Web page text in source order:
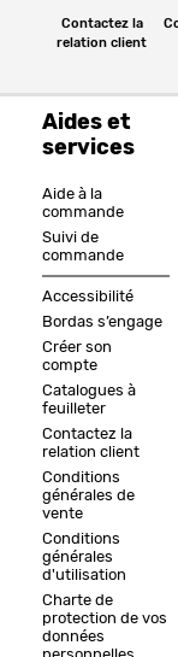
Contactez la
relation client
Aides et
services
Aide à la
commande
Suivi de
commande
Accessibilité
Bordas s’engage
Créer son
compte
Catalogues à
feuilleter
Contactez la
relation client
Conditions
générales de
vente
Conditions
générales
d'utilisation
Charte de
protection de vos
données